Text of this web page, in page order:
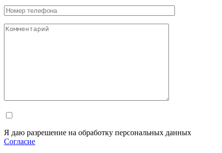
Я даю разрешение на обработку персональных данных
Согласие